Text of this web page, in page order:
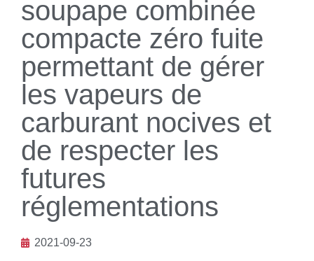
soupape combinée
compacte zéro fuite
permettant de gérer
les vapeurs de
carburant nocives et
de respecter les
futures
réglementations
2021-09-23